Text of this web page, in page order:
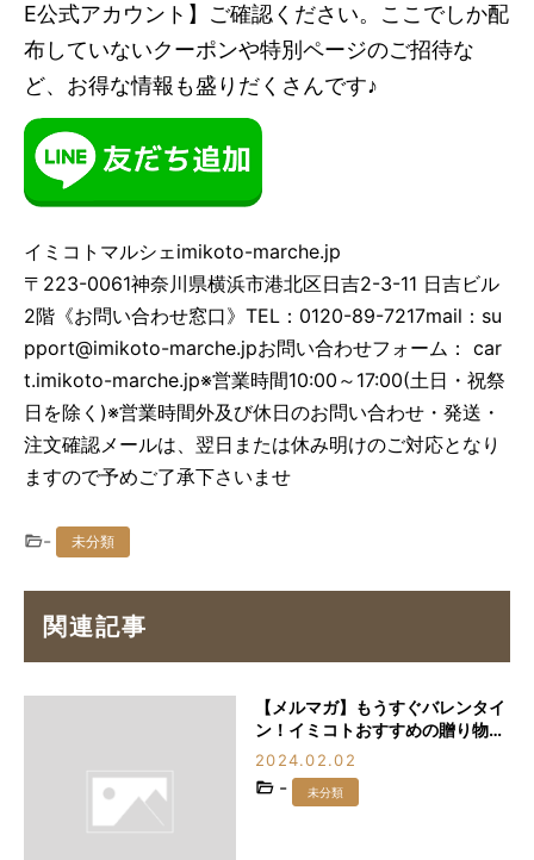
E公式アカウント】ご確認ください。ここでしか配
布していないクーポンや特別ページのご招待な
ど、お得な情報も盛りだくさんです♪
イミコトマルシェimikoto-marche.jp
〒223-0061神奈川県横浜市港北区日吉2-3-11 日吉ビル
2階《お問い合わせ窓口》TEL：0120-89-7217mail： su
pport@imikoto-marche.jpお問い合わせフォーム： car
t.imikoto-marche.jp※営業時間10:00～17:00(土日・祝祭
日を除く)※営業時間外及び休日のお問い合わせ・発送・
注文確認メールは、翌日または休み明けのご対応となり
ますので予めご了承下さいませ
- 未分類
関連記事
【メルマガ】もうすぐバレンタイ
ン！イミコトおすすめの贈り物3
選
2024.02.02
- 未分類